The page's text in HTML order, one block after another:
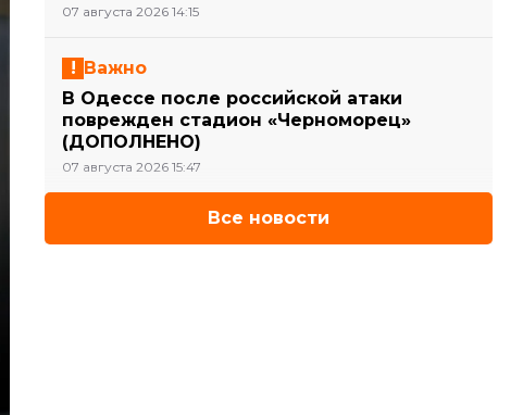
07 августа 2026 14:15
Важно
В Одессе после российской атаки
поврежден стадион «Черноморец»
(ДОПОЛНЕНО)
07 августа 2026 15:47
Все новости